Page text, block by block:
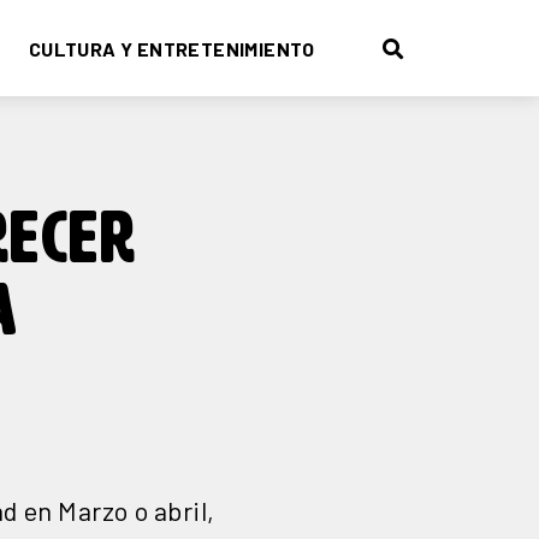
CULTURA Y ENTRETENIMIENTO
en Marzo o abril,